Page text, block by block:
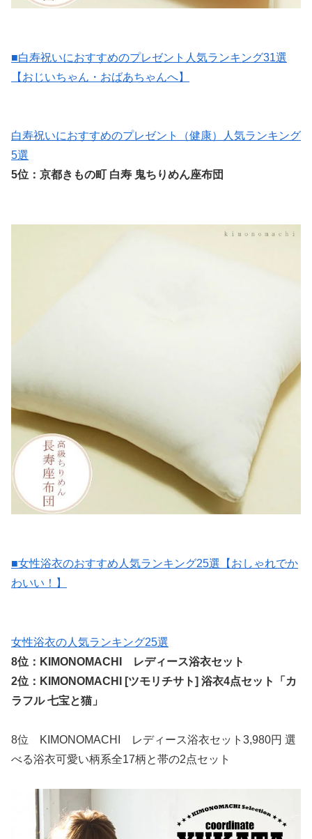
■白寿祝いにおすすめのプレゼント人気ランキング31選
【おじいちゃん・おばあちゃんへ】
白寿祝いにおすすめのプレゼント（健康）人気ランキング
5選
5位：京都きもの町 白寿 鬼ちりめん座布団
■女性浴衣のおすすめ人気ランキング25選【おしゃれでか
わいい！】
女性浴衣の人気ランキング25選
8位：KIMONOMACHI レディース浴衣セット
2位：KIMONOMACHI [ツモリチサト] 浴衣4点セット「カ
ラフル 七宝と猫」
8位 KIMONOMACHI レディース浴衣セット3,980円 選
べる浴衣可愛い柄系全17柄と帯の2点セット